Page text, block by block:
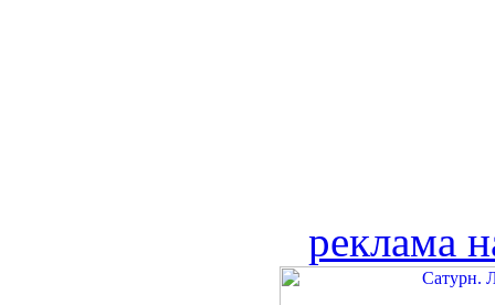
реклама